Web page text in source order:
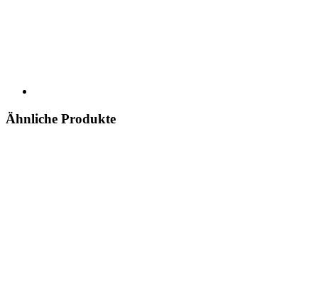
Ähnliche Produkte